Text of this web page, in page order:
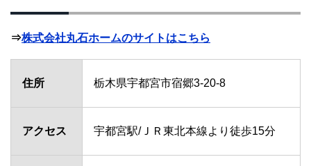
⇒株式会社丸石ホームのサイトはこちら
住所 栃木県宇都宮市宿郷3-20-8
アクセス 宇都宮駅/ＪＲ東北本線より徒歩15分